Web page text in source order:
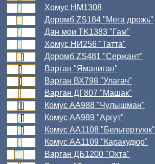
Хомус НМ1308
Доромб ZS184 "Мега дрожь"
Дан мои TK1383 "Гам"
Хомус НИ256 "Татта"
Доромб ZS481 "Сержант"
Варган "Яманиган"
Варган ВХ798 "Улагач"
Варган ДГ807 "Машак"
Комус АА988 "Чулышман"
Комус АА989 "Аргут"
Комус АА1108 "Бельтертуюк"
Комус АА1109 "Каракудюр"
Варган ДБ1200 "Охта"